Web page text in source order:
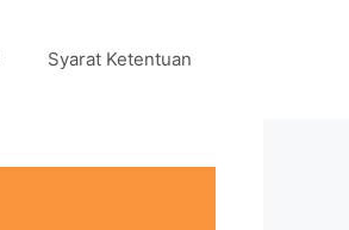
Syarat Ketentuan